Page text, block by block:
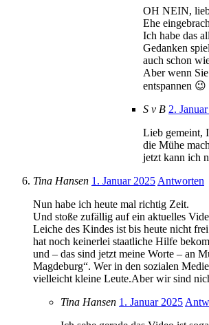
OH NEIN,
Ehe
Ich habe das
Gedanken
auch schon
Aber wenn
entspannen 😉
S v B 2.
Lieb gemeint,
die Mühe
jetzt kann ich
Tina Hansen 1. Januar 2025 Antworten
Nun habe ich heute mal richtig Zeit.
Und stoße zufällig auf ein aktuelles
Leiche des Kindes ist bis heute nicht
hat noch keinerlei staatliche Hilfe
und – das sind jetzt meine Worte – an
Magdeburg“. Wer in den sozialen
vielleicht kleine Leute.Aber wir sind
Tina Hansen 1. Januar 2025